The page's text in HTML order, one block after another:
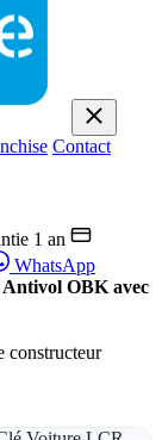
Contact
1 an
WhatsApp
Antivol OBK avec
constructeur